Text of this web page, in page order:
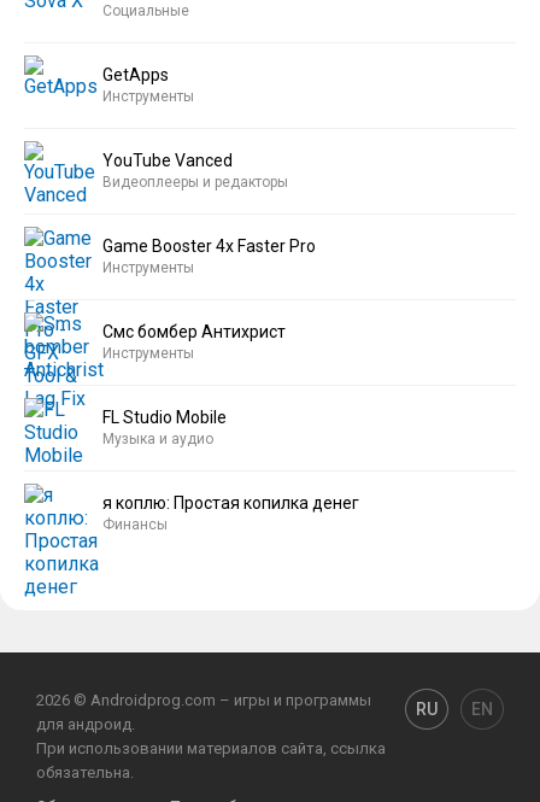
Социальные
GetApps
Инструменты
YouTube Vanced
Видеоплееры и редакторы
Game Booster 4x Faster Pro
Инструменты
Смс бомбер Антихрист
Инструменты
FL Studio Mobile
Музыка и аудио
я коплю: Простая копилка денег
Финансы
2026 © Androidprog.com – игры и программы
для андроид.
При использовании материалов сайта, ссылка
обязательна.
RU EN